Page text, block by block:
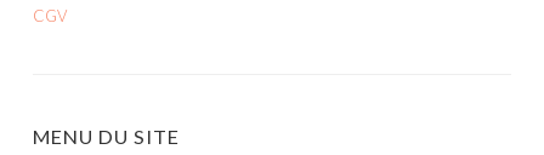
CGV
MENU DU SITE